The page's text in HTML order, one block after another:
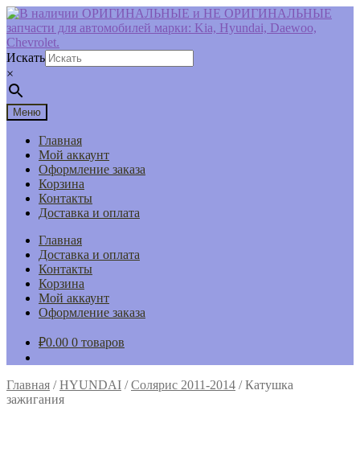
Перейти
к
навигации
Перейти
к
содержимому
Искать
×
Меню
Главная
Мой аккаунт
Оформление заказа
Корзина
Контакты
Доставка и оплата
Главная
Доставка и оплата
Контакты
Корзина
Мой аккаунт
Оформление заказа
₽0.00 0 товаров
Главная /HYUNDAI /Солярис 2011-2014 /Катушка
зажигания